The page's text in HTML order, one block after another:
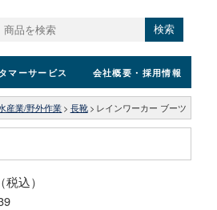
検索
マーサービス 会社概要 ・採用情報
産業/野外作業> 長靴 > レインワーカー ブーツ
込）